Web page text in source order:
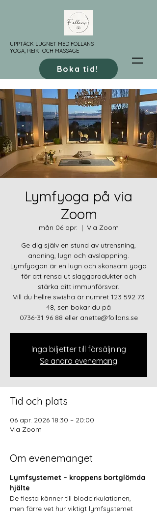
UPPTÄCK LUGNET MED FOLLANS
YOGA, REIKI OCH MASSAGE
Boka tid!
Lymfyoga på via
Zoom
mån 06 apr.
  |
Via Zoom
Ge dig själv en stund av utrensning,
andning, lugn och avslappning.
Lymfyogan är en lugn och skonsam yoga
för att rensa ut slaggprodukter och
stärka ditt immunförsvar.
Vill du hellre swisha är numret 123 592 73
48, sen bokar du på
0736-31 96 88 eller anette@follans.se
Inga biljetter till försäljning
Se andra evenemang
Tid och plats
06 apr. 2026 18:30 – 20:00
Via Zoom
Om evenemanget
Lymfsystemet – kroppens bortglömda
hjälte
De flesta känner till blodcirkulationen,
men färre vet hur viktigt lymfsystemet